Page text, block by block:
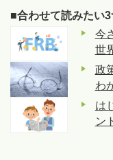
■合わせて読みたい
今
世
政
わ
は
ン